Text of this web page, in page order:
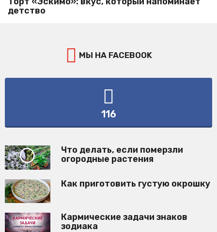
детство
МЫ НА FACEBOOK
116
Что делать, если померзли
огородные растения
Как приготовить густую окрошку
Кармические задачи знаков
зодиака